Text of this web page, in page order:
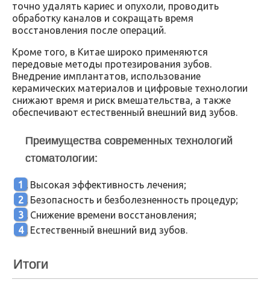
точно удалять кариес и опухоли, проводить
обработку каналов и сокращать время
восстановления после операций.
Кроме того, в Китае широко применяются
передовые методы протезирования зубов.
Внедрение имплантатов, использование
керамических материалов и цифровые технологии
снижают время и риск вмешательства, а также
обеспечивают естественный внешний вид зубов.
Преимущества современных технологий
стоматологии:
Высокая эффективность лечения;
Безопасность и безболезненность процедур;
Снижение времени восстановления;
Естественный внешний вид зубов.
Итоги